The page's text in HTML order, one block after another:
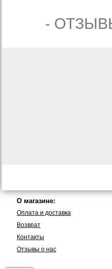
-
О магазине:
Оплата и доставка
Возврат
Контакты
Отзывы о нас